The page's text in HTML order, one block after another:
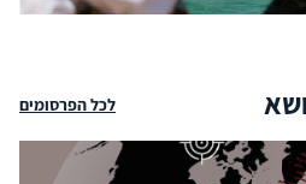
לכל הפרסומים